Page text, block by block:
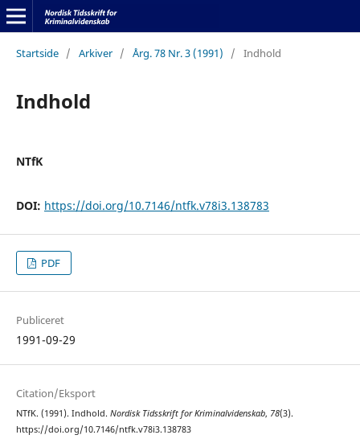
Startside / Arkiver / Årg. 78 Nr. 3 (1991) / Indhold
Indhold
NTfK
DOI: https://doi.org/10.7146/ntfk.v78i3.138783
PDF
Publiceret
1991-09-29
Citation/Eksport
NTfK. (1991). Indhold. Nordisk Tidsskrift for Kriminalvidenskab, 78(3).
https://doi.org/10.7146/ntfk.v78i3.138783